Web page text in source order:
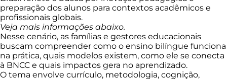
preparação dos alunos para contextos acadêmicos e
profissionais globais.
Veja mais informações abaixo.
Nesse cenário, as famílias e gestores educacionais
buscam compreender como o ensino bilíngue funciona
na prática, quais modelos existem, como ele se conecta
à BNCC e quais impactos gera no aprendizado.
O tema envolve currículo, metodologia, cognição,